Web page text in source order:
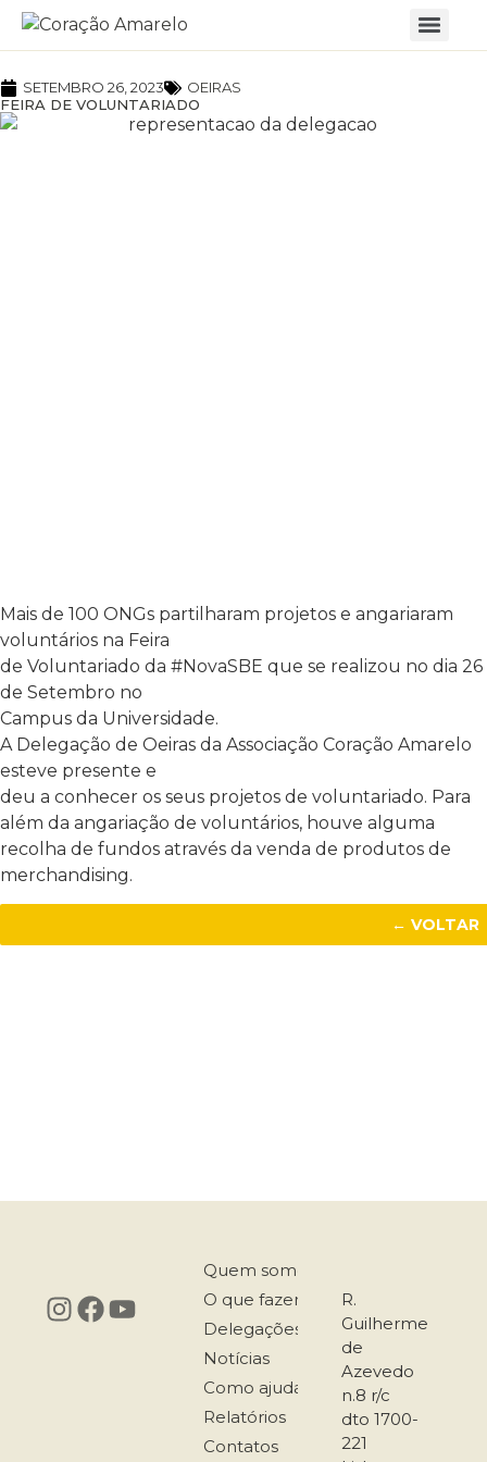
SETEMBRO 26, 2023
OEIRAS
FEIRA DE VOLUNTARIADO
Mais de 100 ONGs partilharam projetos e angariaram
voluntários na Feira
de Voluntariado da #NovaSBE que se realizou no dia 26
de Setembro no
Campus da Universidade.
A Delegação de Oeiras da Associação Coração Amarelo
esteve presente e
deu a conhecer os seus projetos de voluntariado. Para
além da angariação de voluntários, houve alguma
recolha de fundos através da venda de produtos de
merchandising.
← VOLTAR
Quem somos
O que fazemos
Delegações
Notícias
Como ajudar
Relatórios
Contatos
R.
Guilherme
de
Azevedo
n.8 r/c
dto 1700-
221